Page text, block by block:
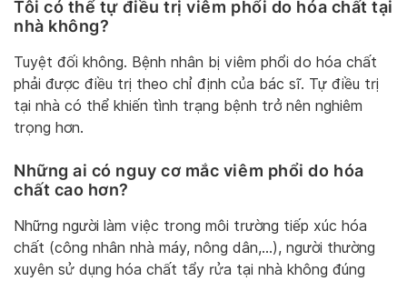
Tôi có thể tự điều trị viêm phổi do hóa chất tại
nhà không?
Tuyệt đối không. Bệnh nhân bị viêm phổi do hóa chất
phải được điều trị theo chỉ định của bác sĩ. Tự điều trị
tại nhà có thể khiến tình trạng bệnh trở nên nghiêm
trọng hơn.
Những ai có nguy cơ mắc viêm phổi do hóa
chất cao hơn?
Những người làm việc trong môi trường tiếp xúc hóa
chất (công nhân nhà máy, nông dân,…), người thường
xuyên sử dụng hóa chất tẩy rửa tại nhà không đúng